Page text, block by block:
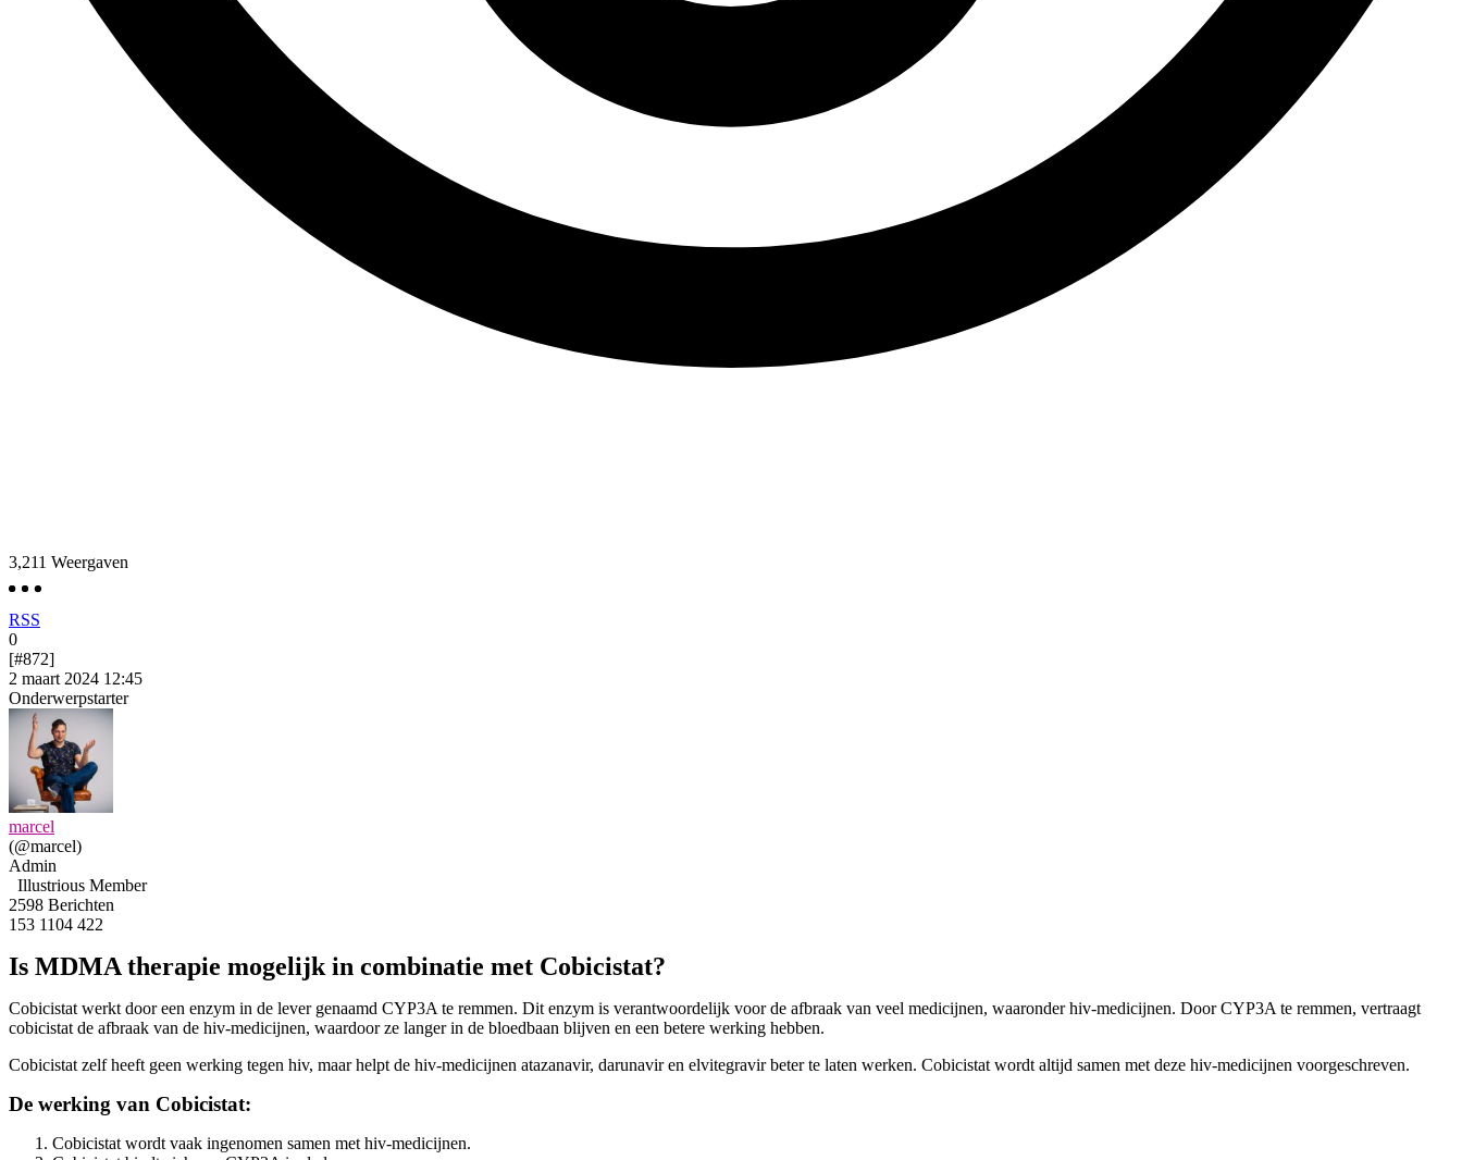
3,211 Weergaven
RSS
0
[#872]
2 maart 2024 12:45
Onderwerpstarter
marcel
(@marcel)
Admin
Illustrious Member
2598 Berichten
153 1104 422
Is MDMA therapie mogelijk in combinatie met Cobicistat?
Cobicistat werkt door een enzym in de lever genaamd CYP3A te remmen. Dit enzym is verantwoordelijk voor de afbraak van veel medicijnen, waaronder hiv-medicijnen. Door CYP3A te remmen, vertraagt
cobicistat de afbraak van de hiv-medicijnen, waardoor ze langer in de bloedbaan blijven en een betere werking hebben.
Cobicistat zelf heeft geen werking tegen hiv, maar helpt de hiv-medicijnen atazanavir, darunavir en elvitegravir beter te laten werken. Cobicistat wordt altijd samen met deze hiv-medicijnen voorgeschreven.
De werking van Cobicistat:
Cobicistat wordt vaak ingenomen samen met hiv-medicijnen.